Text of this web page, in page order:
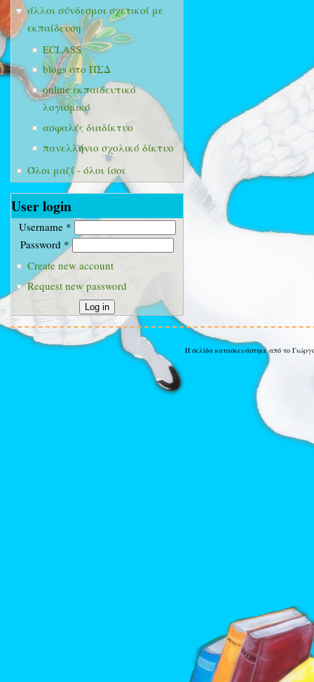
άλλοι σύνδεσμοι σχετικοί με
εκπαίδευση
ECLASS
blogs στο ΠΣΔ
online εκπαιδευτικό
λογισμικό
ασφαλές διαδίκτυο
πανελλήνιο σχολικό δίκτυο
Όλοι μαζί - όλοι ίσοι
User login
Username *
Password *
Create new account
Request new password
Η σελίδα κατασκευάστηκε από το